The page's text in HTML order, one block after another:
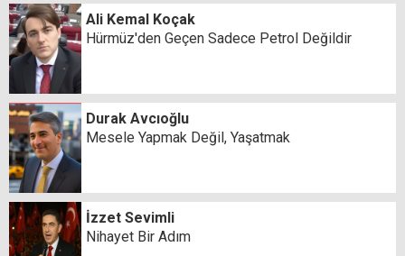
Ali Kemal Koçak
Hürmüz'den Geçen Sadece Petrol Değildir
Durak Avcıoğlu
Mesele Yapmak Değil, Yaşatmak
İzzet Sevimli
Nihayet Bir Adım